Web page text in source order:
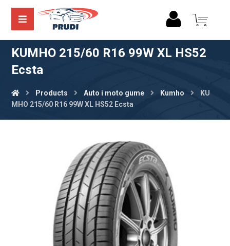
KUMHO 215/60 R16 99W XL HS52
Ecsta
Products Auto i moto gume Kumho
KU
MHO 215/60 R16 99W XL HS52 Ecsta